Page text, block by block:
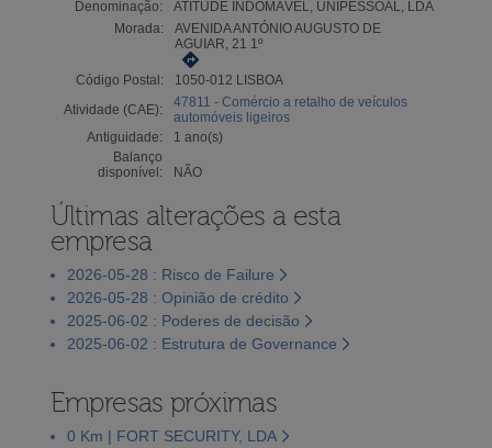
Denominação:
ATITUDE INDOMÁVEL, UNIPESSOAL, LDA
Morada:
AVENIDA ANTÓNIO AUGUSTO DE
AGUIAR, 21 1º
Código Postal:
1050-012 LISBOA
Atividade (CAE):
47811 - Comércio a retalho de veículos
automóveis ligeiros
Antiguidade:
1 ano(s)
Balanço
disponível:
NÃO
Últimas alterações a esta
empresa
2026-05-28 : Risco de Failure
2026-05-28 : Opinião de crédito
2025-06-02 : Poderes de decisão
2025-06-02 : Estrutura de Governance
Empresas próximas
0 Km | FORT SECURITY, LDA